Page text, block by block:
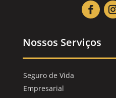
Nossos Serviços
Seguro de Vida
Empresarial